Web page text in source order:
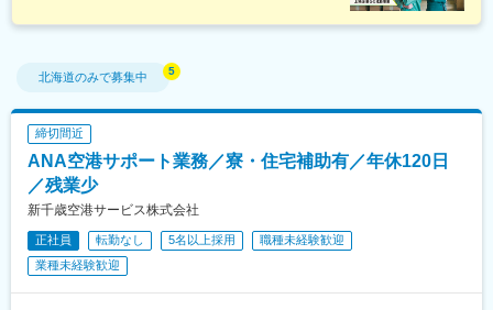
北海道のみで募集中
締切間近
ANA空港サポート業務／寮・住宅補助有／年休120日
／残業少
新千歳空港サービス株式会社
正社員 転勤なし 5名以上採用
職種未経験歓迎
業種未経験歓迎